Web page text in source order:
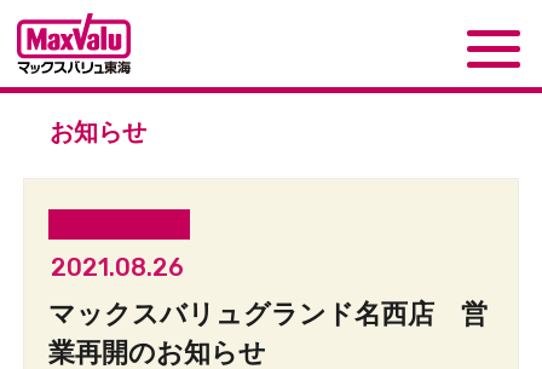
お知らせ
2021.08.26
マックスバリュグランド名西店 営
業再開のお知らせ